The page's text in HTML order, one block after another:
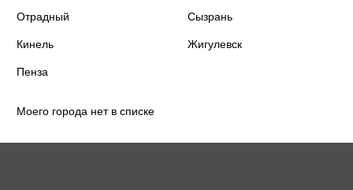
Подробнее о дисконтной карте
Отрадный Сызрань
Кинель Жигулевск
Пенза
Моего города нет в списке